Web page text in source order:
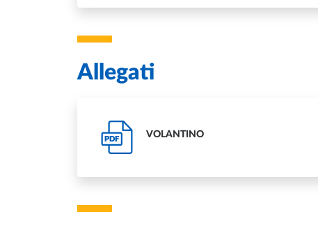
Allegati
PDF
VOLANTINO